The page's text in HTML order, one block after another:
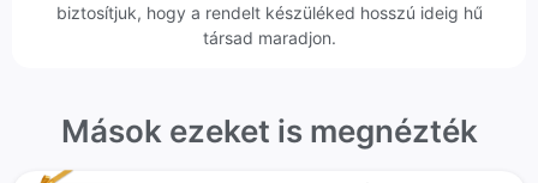
biztosítjuk, hogy a rendelt készüléked hosszú ideig hű
társad maradjon.
Mások ezeket is megnézték